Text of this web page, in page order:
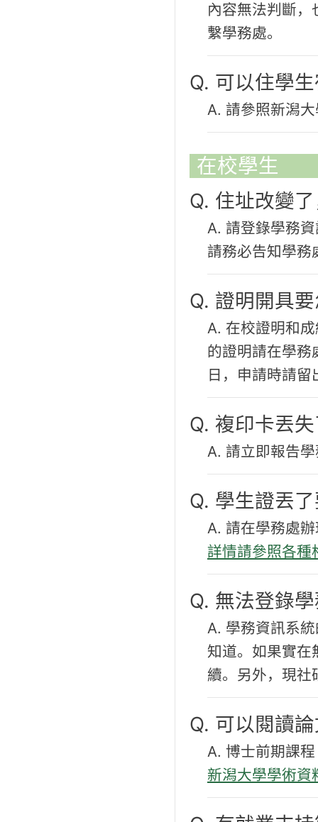
內容無法判斷
繫學務處。
Q. 可以住學
A. 請參照新潟大
在校學生
Q. 住址改變
A. 請登錄學務
請務必告知學務
Q. 證明開具
A. 在校證明和
的證明請在學務
日，申請時請留
Q. 複印卡丟
A. 請立即報告
Q. 學生證丟
A. 請在學務處
詳情請參照各種
Q. 無法登錄
A. 學務資訊系
知道。如果實在
續。另外，現社
Q. 可以閱讀
A. 博士前期課
新潟大學學術資